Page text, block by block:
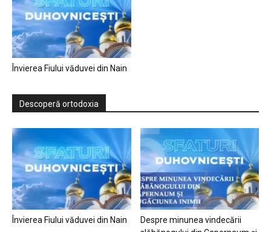
Învierea Fiului văduvei din Nain
Descoperă ortodoxia
Învierea Fiului văduvei din Nain
Despre minunea vindecării